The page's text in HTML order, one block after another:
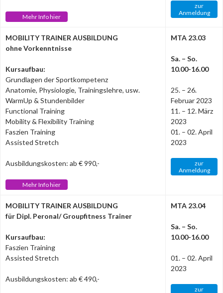
Mehr Info hier
zur
Anmeldung
MOBILITY TRAINER AUSBILDUNG
ohne Vorkenntnisse
Kursaufbau:
Grundlagen der Sportkompetenz
Anatomie, Physiologie, Trainingslehre, usw.
WarmUp & Stundenbilder
Functional Training
Mobility & Flexibility Training
Faszien Training
Assisted Stretch
Ausbildungskosten: ab € 990,-
Mehr Info hier
MTA 23.03
Sa. – So.
10.00-16.00
25. – 26.
Februar 2023
11. – 12. März
2023
01. – 02. April
2023
zur
Anmeldung
MOBILITY TRAINER AUSBILDUNG
für Dipl. Peronal/ Groupfitness Trainer
Kursaufbau:
Faszien Training
Assisted Stretch
Ausbildungskosten: ab € 490,-
MTA 23.04
Sa. – So.
10.00-16.00
01. – 02. April
2023
zur